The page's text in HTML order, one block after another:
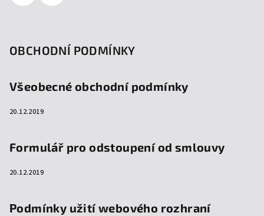
OBCHODNÍ PODMÍNKY
Všeobecné obchodní podmínky
20.12.2019
Formulář pro odstoupení od smlouvy
20.12.2019
Podmínky užití webového rozhraní